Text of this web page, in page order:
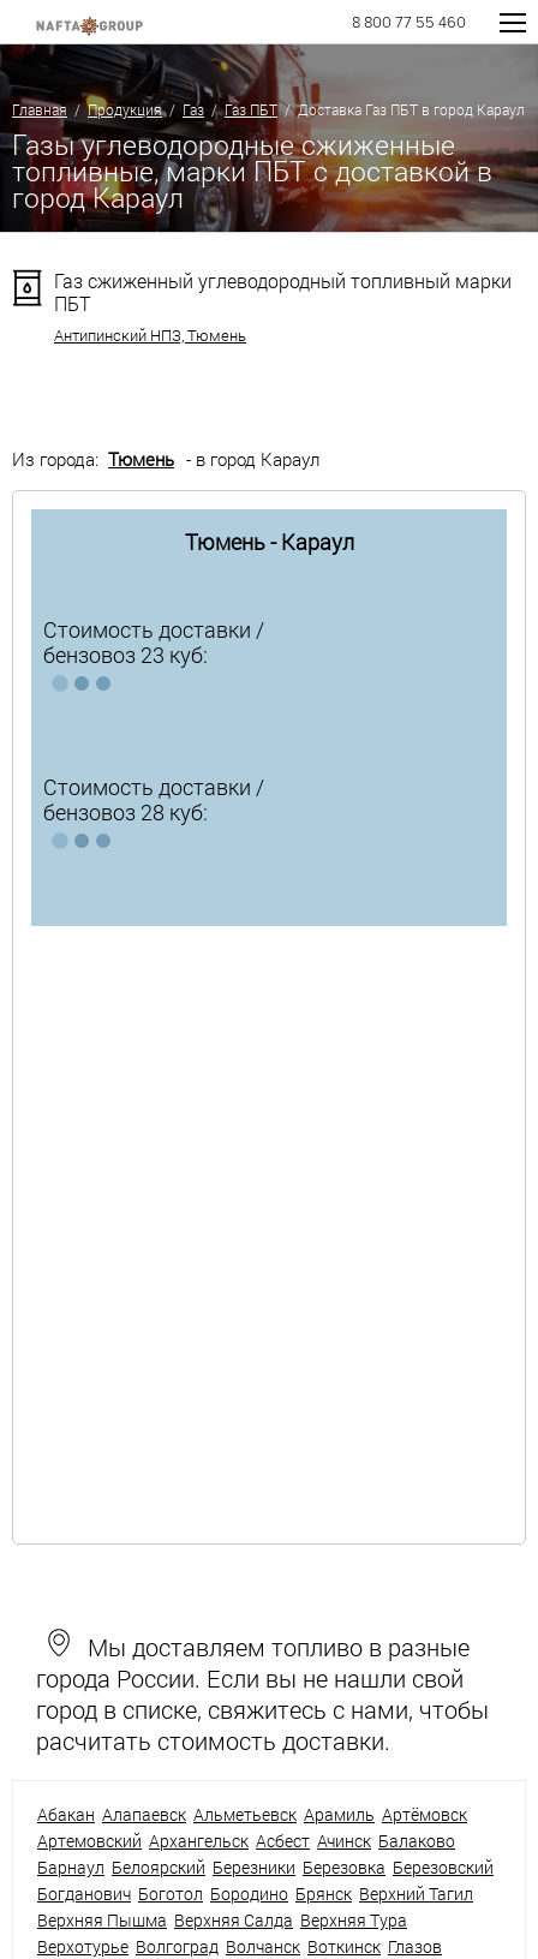
8 800 77 55 460
Главная/Продукция/ Газ /Газ ПБТ/ Доставка Газ ПБТ в город Караул
Газы углеводородные сжиженные
топливные, марки ПБТ с доставкой в
город Караул
Газ сжиженный углеводородный топливный марки
ПБТ
Антипинский НПЗ, Тюмень
Из города: Тюмень - в город Караул
Тюмень - Караул
Стоимость доставки /
бензовоз 23 куб:
Стоимость доставки /
бензовоз 28 куб:
Мы доставляем топливо в разные
города России. Если вы не нашли свой
город в списке, свяжитесь с нами, чтобы
расчитать стоимость доставки.
Абакан Алапаевск Альметьевск Арамиль Артёмовск
Артемовский Архангельск Асбест Ачинск Балаково
Барнаул Белоярский Березники Березовка Березовский
Богданович Боготол Бородино Брянск Верхний Тагил
Верхняя Пышма Верхняя Салда Верхняя Тура
Верхотурье Волгоград Волчанск Воткинск Глазов